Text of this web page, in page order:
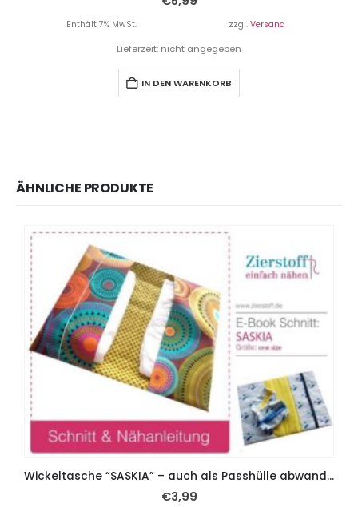
Enthält 7% MwSt. zzgl. Versand
Lieferzeit: nicht angegeben
IN DEN WARENKORB
ÄHNLICHE PRODUKTE
Wickeltasche “SASKIA” – auch als Passhülle abwandelbar
€3,99